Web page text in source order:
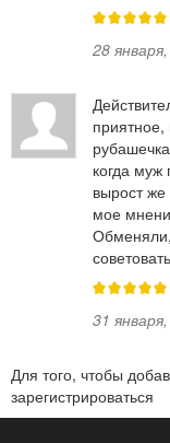
28 января,
когда
вырост же
мое
31 января
Для того, чтобы
зарегистрироваться